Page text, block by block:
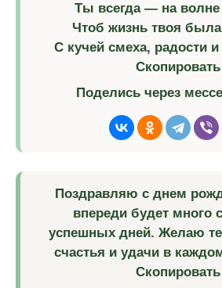
Ты всегда — на волне
Чтоб жизнь твоя была
С кучей смеха, радости и
Скопировать
Поделись через
Поздравляю с днем
впереди будет много
успешных дней. Желаю
счастья и удачи в
Скопировать